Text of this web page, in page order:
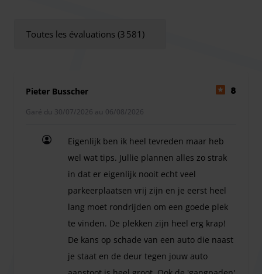
en environ 10 minutes.
Arrivée Parking Navette
réception. Sur instruction du personnel, vous garez votre
voiture à l'endroit indiqué. Si nécessaire, un membre du
personnel se fera un plaisir de vous aider avec vos
bagages. La navette vous conduira ensuite directement et
sans attente à l'aéroport.
Retour Parking Navette
Au retour, après l'atterrissage, contactez à nouveau
Eazzypark Rijspark par téléphone pour convenir d'une
Toutes les évaluations (3 581)
Pieter Busscher 8
Garé du 30/07/2026 au 06/08/2026
Eigenlijk ben ik heel tevreden maar heb
wel wat tips. Jullie plannen alles zo strak
in dat er eigenlijk nooit echt veel
parkeerplaatsen vrij zijn en je eerst heel
lang moet rondrijden om een goede plek
te vinden. De plekken zijn heel erg krap!
De kans op schade van een auto die naast
je staat en de deur tegen jouw auto